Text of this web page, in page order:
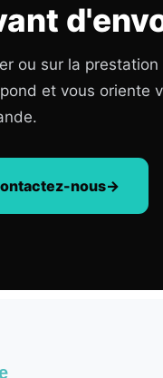
ou sur la
et vous oriente
nous